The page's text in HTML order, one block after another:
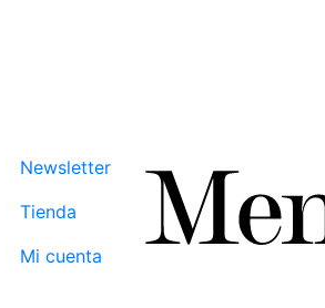
Newsletter
Tienda
Mi cuenta